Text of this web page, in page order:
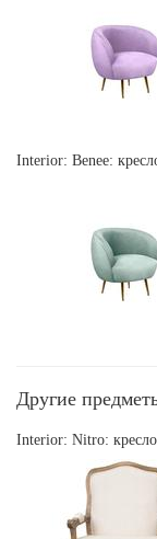
Interior: Benee:
Другие
Interior: Nitro: